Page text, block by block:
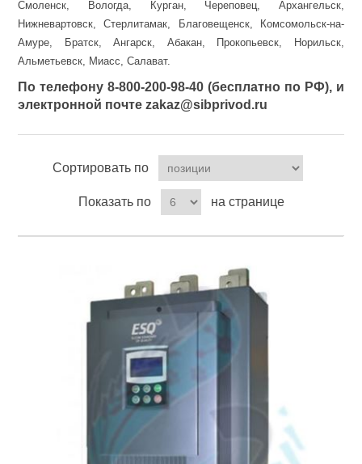
Смоленск, Вологда, Курган, Череповец, Архангельск,
Нижневартовск, Стерлитамак, Благовещенск, Комсомольск-на-
Амуре, Братск, Ангарск, Абакан, Прокопьевск, Норильск,
Альметьевск, Миасс, Салават.
По телефону 8-800-200-98-40 (бесплатно по РФ), и
электронной почте zakaz@sibprivod.ru
Сортировать по
Показать по на странице